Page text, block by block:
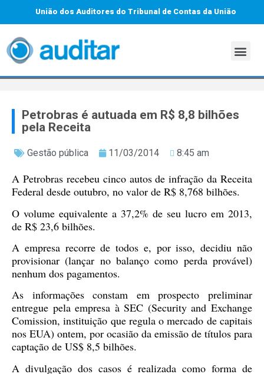
União dos Auditores do Tribunal de Contas da União
Petrobras é autuada em R$ 8,8 bilhões
pela Receita
Gestão pública 11/03/2014 8:45 am
A Petrobras recebeu cinco autos de infração da Receita
Federal desde outubro, no valor de R$ 8,768 bilhões.
O volume equivalente a 37,2% de seu lucro em 2013,
de R$ 23,6 bilhões.
A empresa recorre de todos e, por isso, decidiu não
provisionar (lançar no balanço como perda provável)
nenhum dos pagamentos.
As informações constam em prospecto preliminar
entregue pela empresa à SEC (Security and Exchange
Comission, instituição que regula o mercado de capitais
nos EUA) ontem, por ocasião da emissão de títulos para
captação de US$ 8,5 bilhões.
A divulgação dos casos é realizada como forma de